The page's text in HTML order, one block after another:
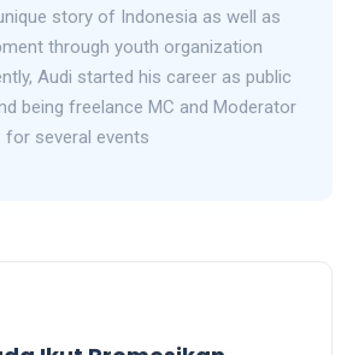
story of Indonesia as well as
through youth organization
Audi started his career as public
being freelance MC and Moderator
for several events